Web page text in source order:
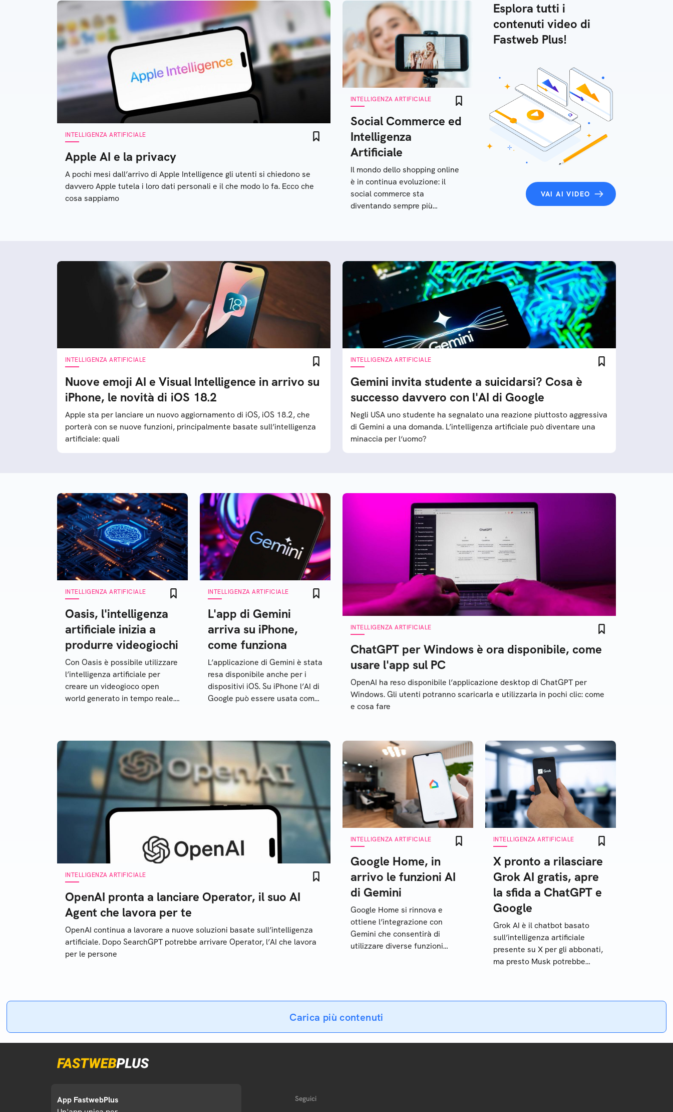
INTELLIGENZA ARTIFICIALE
Apple AI e la privacy
A pochi mesi dall’arrivo di Apple Intelligence gli utenti si chiedono se
davvero Apple tutela i loro dati personali e il che modo lo fa. Ecco che
cosa sappiamo
INTELLIGENZA ARTIFICIALE
Social Commerce ed
Intelligenza
Artificiale
Il mondo dello shopping online
è in continua evoluzione: il
social commerce sta
diventando sempre più
Esplora tutti i
contenuti video di
Fastweb Plus!
VAI AI VIDEO
INTELLIGENZA ARTIFICIALE
Nuove emoji AI e Visual Intelligence in arrivo su
iPhone, le novità di iOS 18.2
Apple sta per lanciare un nuovo aggiornamento di iOS, iOS 18.2, che
porterà con se nuove funzioni, principalmente basate sull’intelligenza
artificiale: quali
INTELLIGENZA ARTIFICIALE
Gemini invita studente a suicidarsi? Cosa è
successo davvero con l'AI di Google
Negli USA uno studente ha segnalato una reazione piuttosto aggressiva
di Gemini a una domanda. L’intelligenza artificiale può diventare una
minaccia per l‘uomo?
INTELLIGENZA ARTIFICIALE
Oasis, l'intelligenza
artificiale inizia a
produrre videogiochi
Con Oasis è possibile utilizzare
l’intelligenza artificiale per
creare un videogioco open
world generato in tempo reale.
INTELLIGENZA ARTIFICIALE
L'app di Gemini
arriva su iPhone,
come funziona
L’applicazione di Gemini è stata
resa disponibile anche per i
dispositivi iOS. Su iPhone l’AI di
Google può essere usata come
INTELLIGENZA ARTIFICIALE
ChatGPT per Windows è ora disponibile, come
usare l'app sul PC
OpenAI ha reso disponibile l’applicazione desktop di ChatGPT per
Windows. Gli utenti potranno scaricarla e utilizzarla in pochi clic: come
e cosa fare
INTELLIGENZA ARTIFICIALE
OpenAI pronta a lanciare Operator, il suo AI
Agent che lavora per te
OpenAI continua a lavorare a nuove soluzioni basate sull’intelligenza
artificiale. Dopo SearchGPT potrebbe arrivare Operator, l’AI che lavora
per le persone
INTELLIGENZA ARTIFICIALE
Google Home, in
arrivo le funzioni AI
di Gemini
Google Home si rinnova e
ottiene l’integrazione con
Gemini che consentirà di
utilizzare diverse funzioni
INTELLIGENZA ARTIFICIALE
X pronto a rilasciare
Grok AI gratis, apre
la sfida a ChatGPT e
Google
Grok AI è il chatbot basato
sull’intelligenza artificiale
presente su X per gli abbonati,
ma presto Musk potrebbe
Carica più contenuti
App FastwebPlus
Seguici